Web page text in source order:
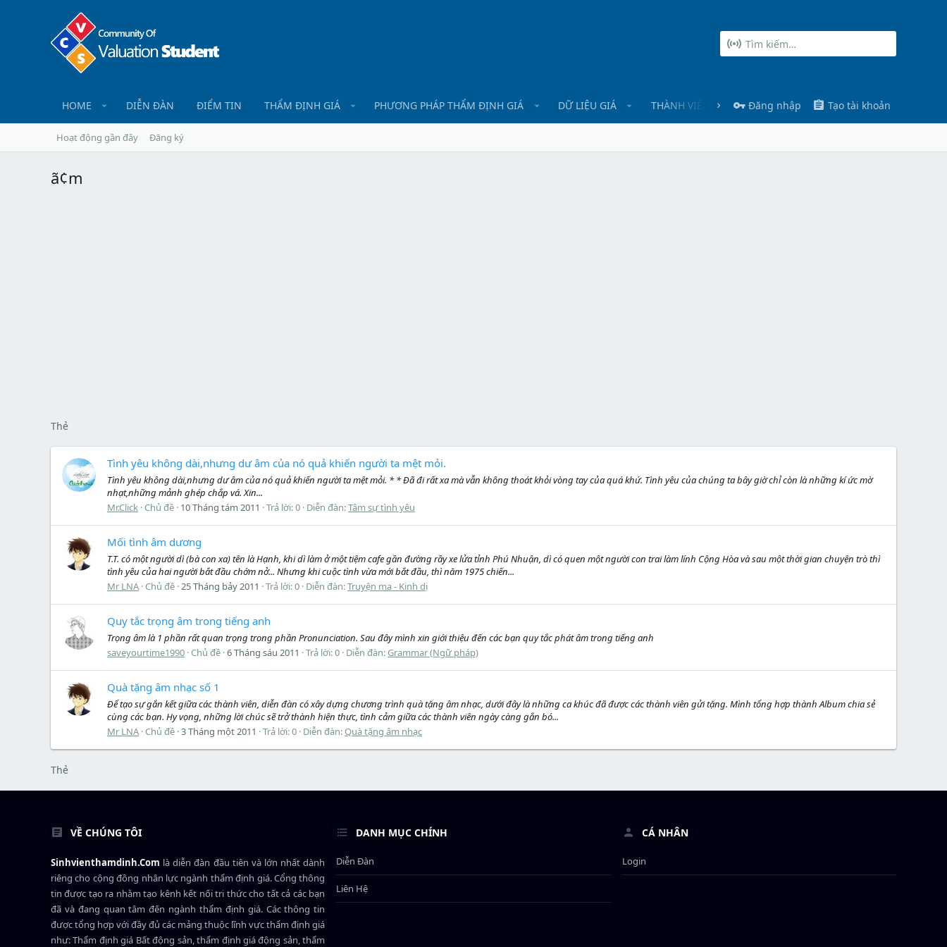
HOME DIỄN ĐÀN ĐIỂM TIN THẨM ĐỊNH GIÁ PHƯƠNG PHÁP THẨM ĐỊNH GIÁ DỮ LIỆU GIÁ THÀNH VIÊN Đăng nhập Tạo tài khoản
Hoạt động gần đây Đăng ký
ã¢m
Thẻ
Tình yêu không dài,nhưng dư âm của nó quả khiến người ta mệt mỏi.
Tình yêu không dài,nhưng dư âm của nó quả khiến người ta mệt mỏi. * * Đã đi rất xa mà vẫn không thoát khỏi vòng tay của quá khứ. Tình yêu của chúng ta bây giờ chỉ còn là những kí ức mờ
nhạt,những mảnh ghép chắp vá. Xin...
Mr.Click Chủ đề 10 Tháng tám 2011 Trả lời: 0 Diễn đàn:Tâm sự tình yêu
Mối tình âm dương
T.T. có một người dì (bà con xa) tên là Hạnh, khi dì làm ở một tiệm cafe gần đường rầy xe lửa tỉnh Phú Nhuận, dì có quen một người con trai làm lính Cộng Hòa và sau một thời gian chuyện trò thì
tình yêu của hai người bắt đầu chớm nở... Nhưng khi cuộc tình vừa mới bắt đầu, thì năm 1975 chiến...
Mr LNA Chủ đề 25 Tháng bảy 2011 Trả lời: 0 Diễn đàn:Truyện ma - Kinh dị
Quy tắc trọng âm trong tiếng anh
Trọng âm là 1 phần rất quan trọng trong phần Pronunciation. Sau đây mình xin giới thiệu đến các bạn quy tắc phát âm trong tiếng anh
saveyourtime1990 Chủ đề 6 Tháng sáu 2011 Trả lời: 0 Diễn đàn: Grammar (Ngữ pháp)
Quà tặng âm nhạc số 1
Để tạo sự gắn kết giữa các thành viên, diễn đàn có xây dựng chương trình quà tặng âm nhạc, dưới đây là những ca khúc đã được các thành viên gửi tặng. Mình tổng hợp thành Album chia sẻ
cùng các bạn. Hy vọng, những lời chúc sẽ trở thành hiện thực, tình cảm giữa các thành viên ngày càng gắn bó...
Mr LNA Chủ đề 3 Tháng một 2011 Trả lời: 0 Diễn đàn:Quà tặng âm nhạc
Thẻ
VỀ CHÚNG TÔI
Sinhvienthamdinh.Com là diễn đàn đầu tiên và lớn nhất dành
riêng cho cộng đồng nhân lực ngành thẩm định giá. Cổng thông
tin được tạo ra nhằm tạo kênh kết nối tri thức cho tất cả các bạn
đã và đang quan tâm đến ngành thẩm định giá. Các thông tin
được tổng hợp với đầy đủ các mảng thuộc lĩnh vực thẩm định giá
như: Thẩm định giá Bất động sản, thẩm định giá động sản, thẩm
DANH MỤC CHÍNH
Diễn Đàn
Liên Hệ
CÁ NHÂN
Login